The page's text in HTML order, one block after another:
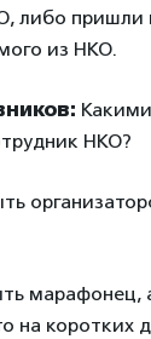
либо пришли
из НКО.
НКО?
марафонец,
на коротких